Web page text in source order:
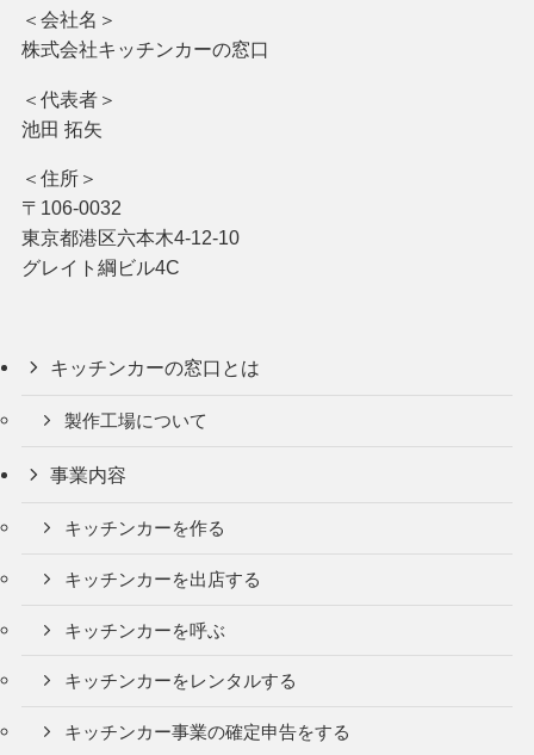
＜会社名＞
株式会社キッチンカーの窓口
＜代表者＞
池田 拓矢
＜住所＞
〒106-0032
東京都港区六本木4-12-10
グレイト綱ビル4C
キッチンカーの窓口とは
製作工場について
事業内容
キッチンカーを作る
キッチンカーを出店する
キッチンカーを呼ぶ
キッチンカーをレンタルする
キッチンカー事業の確定申告をする